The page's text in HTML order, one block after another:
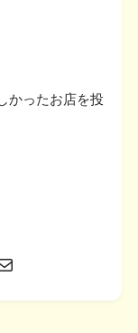
かったお店を投